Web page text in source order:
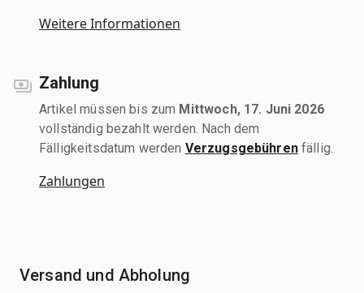
Weitere Informationen
Zahlung
Artikel müssen bis zum Mittwoch, 17. Juni 2026
vollständig bezahlt werden. Nach dem
Fälligkeitsdatum werden Verzugsgebührenfällig.
Zahlungen
Versand und Abholung